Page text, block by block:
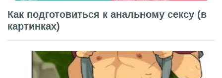
Как подготовиться к анальному сексу (в
картинках)